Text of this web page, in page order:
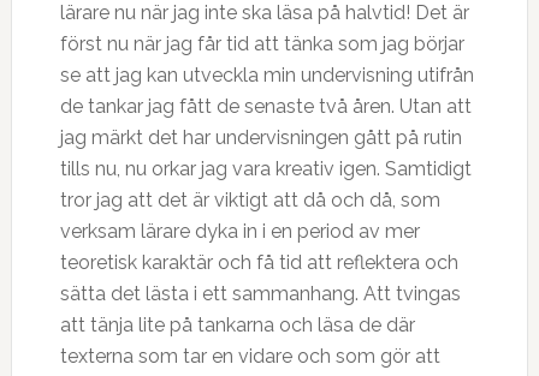
lärare nu när jag inte ska läsa på halvtid! Det är
först nu när jag får tid att tänka som jag börjar
se att jag kan utveckla min undervisning utifrån
de tankar jag fått de senaste två åren. Utan att
jag märkt det har undervisningen gått på rutin
tills nu, nu orkar jag vara kreativ igen. Samtidigt
tror jag att det är viktigt att då och då, som
verksam lärare dyka in i en period av mer
teoretisk karaktär och få tid att reflektera och
sätta det lästa i ett sammanhang. Att tvingas
att tänja lite på tankarna och läsa de där
texterna som tar en vidare och som gör att